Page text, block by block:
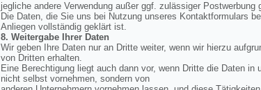
jegliche andere Verwendung außer ggf. zulässiger Postwerbung
Die Daten, die Sie uns bei Nutzung unseres Kontaktformulars
Anliegen vollständig geklärt ist.
8. Weitergabe Ihrer Daten
Wir geben Ihre Daten nur an Dritte weiter, wenn wir hierzu
von Dritten erhalten.
Eine Berechtigung liegt auch dann vor, wenn Dritte die Daten
nicht selbst vornehmen, sondern von